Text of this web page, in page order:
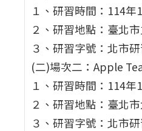
１、研習時間：114年
２、研習地點：臺北
３、研習字號：北市
(二)場次二：Apple
１、研習時間：114年
２、研習地點：臺北
３、研習字號：北市